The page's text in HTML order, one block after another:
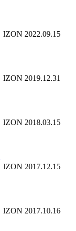
IZON 2022.09.15
IZON 2019.12.31
IZON 2018.03.15
IZON 2017.12.15
IZON 2017.10.16